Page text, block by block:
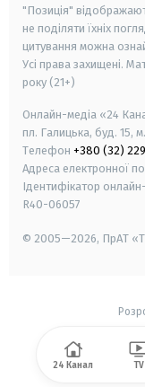
"Позиція"
не поділяти їхніх
цитування можна
Усі права захищені.
року (21+)
Онлайн-медіа «24
пл. Галицька, буд. 15,
Телефон +380 (32)
Адреса електронної
Ідентифікатор
R40-06057
© 2005—2026, ПрАТ
24 Канал TV